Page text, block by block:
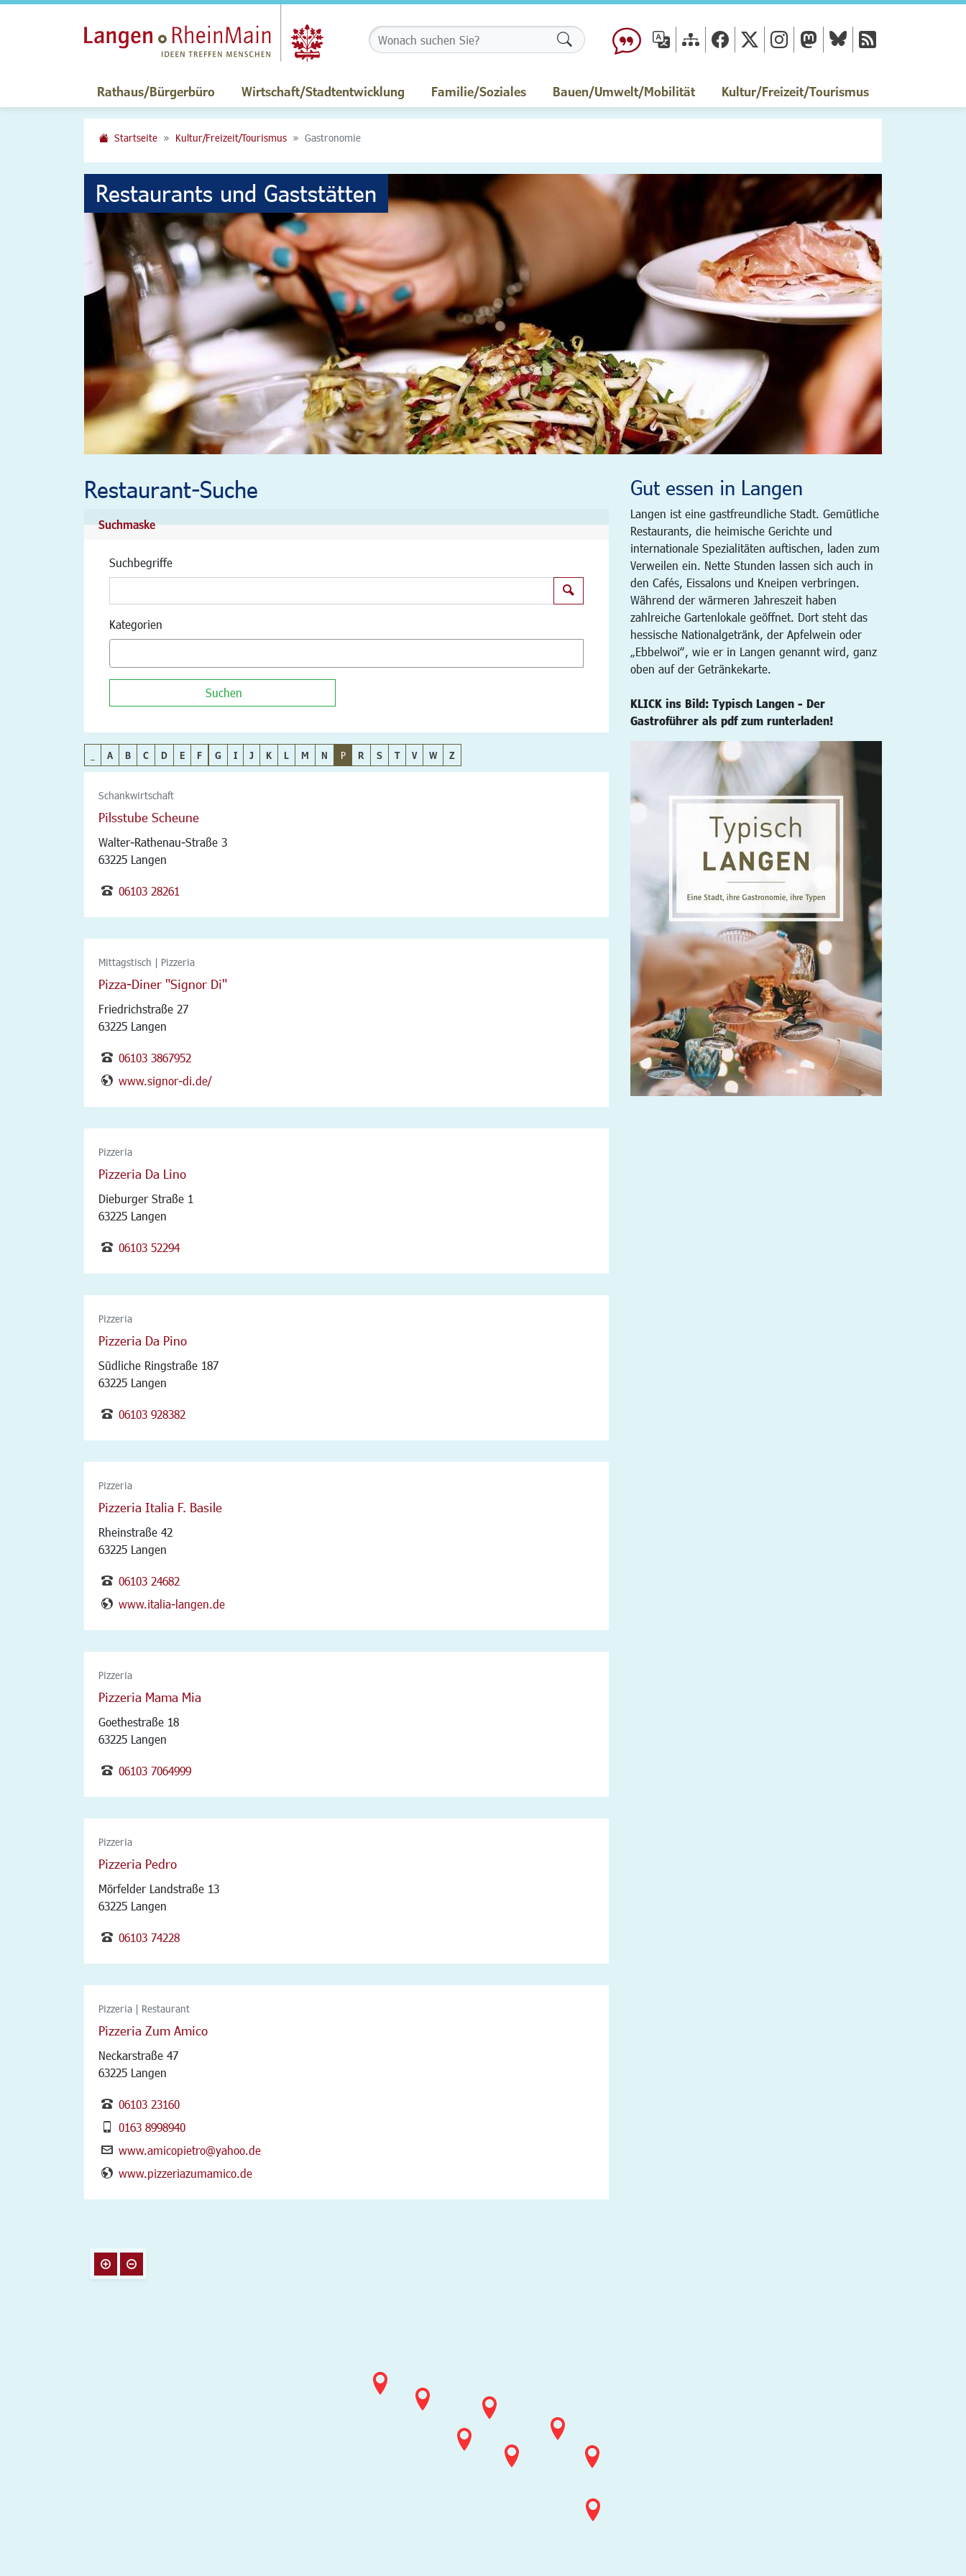
Formularschaltfläche
Rathaus/Bürgerbüro Wirtschaft/Stadtentwicklung Familie/Soziales Bauen/Umwelt/Mobilität Kultur/Freizeit/Tourismus
Startseite Kultur/Freizeit/Tourismus Gastronomie
Restaurants und Gaststätten
Gut essen in Langen
Langen ist eine gastfreundliche Stadt. Gemütliche
Restaurants, die heimische Gerichte und
internationale Spezialitäten auftischen, laden zum
Verweilen ein. Nette Stunden lassen sich auch in
den Cafés, Eissalons und Kneipen verbringen.
Während der wärmeren Jahreszeit haben
zahlreiche Gartenlokale geöffnet. Dort steht das
hessische Nationalgetränk, der Apfelwein oder
„Ebbelwoi“, wie er in Langen genannt wird, ganz
oben auf der Getränkekarte.
KLICK ins Bild: Typisch Langen - Der
Gastroführer als pdf zum runterladen!
Restaurant-Suche
Suchmaske
Suchbegriffe
Kategorien
Suchen
A B C D E F G I J K L M N P R S T V W Z
Schankwirtschaft
Pilsstube Scheune
Walter-Rathenau-Straße 3
63225 Langen
06103 28261
Mittagstisch | Pizzeria
Pizza-Diner "Signor Di"
Friedrichstraße 27
63225 Langen
06103 3867952
www.signor-di.de/
Pizzeria
Pizzeria Da Lino
Dieburger Straße 1
63225 Langen
06103 52294
Pizzeria
Pizzeria Da Pino
Südliche Ringstraße 187
63225 Langen
06103 928382
Pizzeria
Pizzeria Italia F. Basile
Rheinstraße 42
63225 Langen
06103 24682
www.italia-langen.de
Pizzeria
Pizzeria Mama Mia
Goethestraße 18
63225 Langen
06103 7064999
Pizzeria
Pizzeria Pedro
Mörfelder Landstraße 13
63225 Langen
06103 74228
Pizzeria | Restaurant
Pizzeria Zum Amico
Neckarstraße 47
63225 Langen
06103 23160
0163 8998940
www.amicopietro@yahoo.de
www.pizzeriazumamico.de